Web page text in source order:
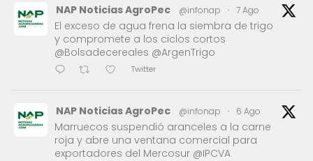
NAP Noticias AgroPec @infonap · 7 Ago
El exceso de agua frena la siembra de trigo
y compromete a los ciclos cortos
@Bolsadecereales @ArgenTrigo
Twitter
NAP Noticias AgroPec @infonap · 6 Ago
Marruecos suspendió aranceles a la carne
roja y abre una ventana comercial para
exportadores del Mercosur @IPCVA